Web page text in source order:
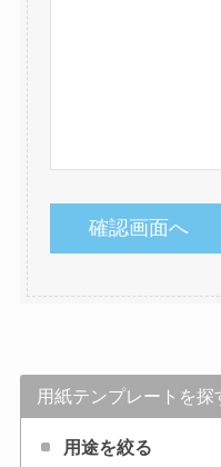
用紙テンプレートを探
用途を絞る